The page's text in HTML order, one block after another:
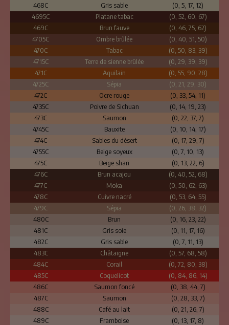
468C
Gris sable
(0, 5, 17, 12)
4695C
Platane tabac
(0, 52, 60, 67)
469C
Brun fauve
(0, 46, 75, 62)
4705C
Ombre brûlée
(0, 40, 51, 50)
470C
Tabac
(0, 50, 83, 39)
4715C
Terre de sienne brûlée
(0, 29, 39, 39)
471C
Aquilain
(0, 55, 90, 28)
4725C
Sépia
(0, 21, 29, 30)
472C
Ocre rouge
(0, 33, 54, 11)
4735C
Poivre de Sichuan
(0, 14, 19, 23)
473C
Saumon
(0, 22, 37, 7)
4745C
Bauxite
(0, 10, 14, 17)
474C
Sables du désert
(0, 17, 29, 7)
4755C
Beige soyeux
(0, 7, 10, 13)
475C
Beige shari
(0, 13, 22, 6)
476C
Brun acajou
(0, 40, 52, 68)
477C
Moka
(0, 50, 62, 63)
478C
Cuivre nacré
(0, 53, 64, 55)
479C
Sépia
(0, 26, 38, 32)
480C
Brun
(0, 16, 23, 22)
481C
Gris soie
(0, 11, 17, 16)
482C
Gris sable
(0, 7, 11, 13)
483C
Châtaigne
(0, 57, 68, 58)
484C
Corail
(0, 72, 80, 38)
485C
Coquelicot
(0, 84, 86, 14)
486C
Saumon foncé
(0, 38, 44, 7)
487C
Saumon
(0, 28, 33, 7)
488C
Café au lait
(0, 21, 26, 7)
489C
Framboise
(0, 13, 17, 8)